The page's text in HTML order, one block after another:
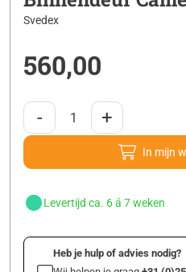
Svedex
560,00
- +
In mijn
Levertijd ca. 6 á 7 weken
Heb je hulp of advies nodig?